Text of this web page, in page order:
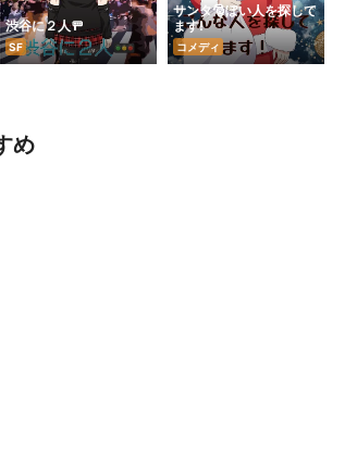
渋谷に２人🚥
SF
サンタ🎅ぽい人を探して
ます!
コメディ
め